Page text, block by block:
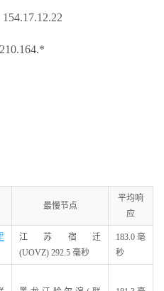
最慢节点
平均响
应
江苏宿迁
(UOVZ) 292.5 毫秒
183.0 毫
秒